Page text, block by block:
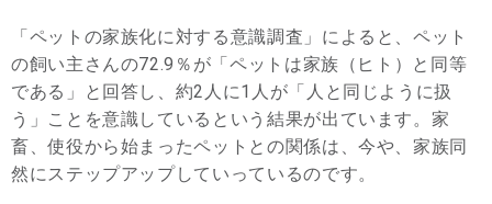
「ペットの家族化に対する意識調査」によると、ペット
の飼い主さんの72.9％が「ペットは家族（ヒト）と同等
である」と回答し、約2人に1人が「人と同じように扱
う」ことを意識しているという結果が出ています。家
畜、使役から始まったペットとの関係は、今や、家族同
然にステップアップしていっているのです。